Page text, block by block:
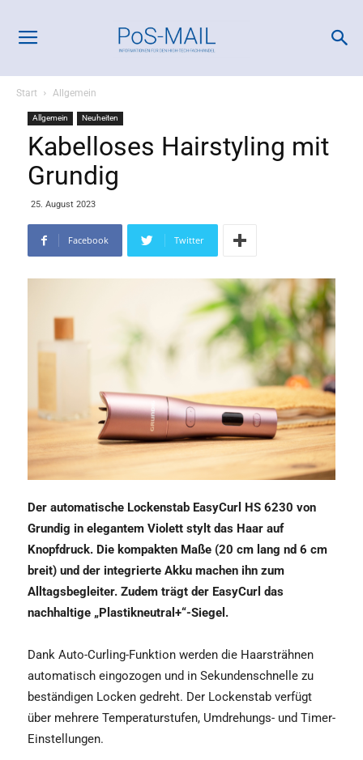
Start Allgemein
Allgemein Neuheiten
Kabelloses Hairstyling mit
Grundig
25. August 2023
Facebook Twitter
Der automatische Lockenstab EasyCurl HS 6230 von
Grundig in elegantem Violett stylt das Haar auf
Knopfdruck. Die kompakten Maße (20 cm lang nd 6 cm
breit) und der integrierte Akku machen ihn zum
Alltagsbegleiter. Zudem trägt der EasyCurl das
nachhaltige „Plastikneutral+“-Siegel.
Dank Auto-Curling-Funktion werden die Haarsträhnen
automatisch eingozogen und in Sekundenschnelle zu
beständigen Locken gedreht. Der Lockenstab verfügt
über mehrere Temperaturstufen, Umdrehungs- und Timer-
Einstellungen.